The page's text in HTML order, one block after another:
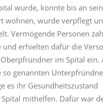
wurde, konnte bis an sein
wohnen, wurde verpflegt
Vermögende Personen
und erhielten dafür die
im Spital ein.
so genannten
es ihr Gesundheitszustand
mithelfen. Dafür war